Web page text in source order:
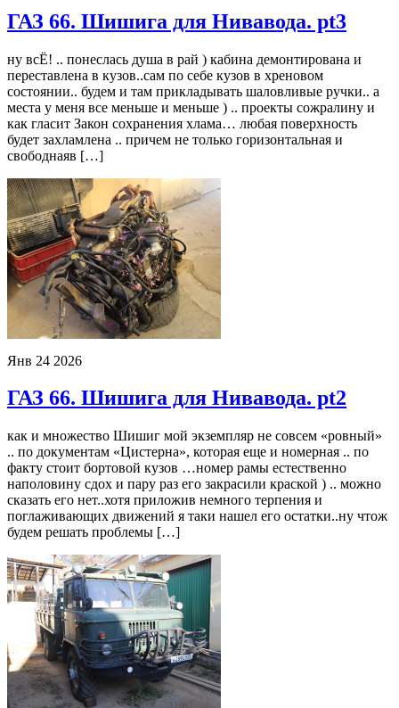
ГАЗ 66. Шишига для Нивавода. pt3
ну всЁ! .. понеслась душа в рай ) кабина демонтирована и
переставлена в кузов..сам по себе кузов в хреновом
состоянии.. будем и там прикладывать шаловливые ручки.. а
места у меня все меньше и меньше ) .. проекты сожралину и
как гласит Закон сохранения хлама… любая поверхность
будет захламлена .. причем не только горизонтальная и
свободнаяв […]
Янв 24 2026
ГАЗ 66. Шишига для Нивавода. pt2
как и множество Шишиг мой экземпляр не совсем «ровный»
.. по документам «Цистерна», которая еще и номерная .. по
факту стоит бортовой кузов …номер рамы естественно
наполовину сдох и пару раз его закрасили краской ) .. можно
сказать его нет..хотя приложив немного терпения и
поглаживающих движений я таки нашел его остатки..ну чтож
будем решать проблемы […]